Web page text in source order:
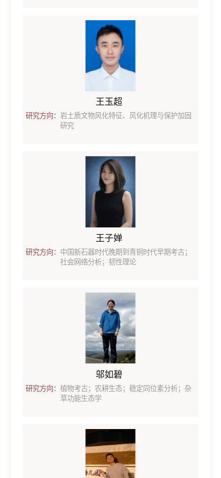
王玉超
研究方向： 岩土质文物风化特征、风化机理与保护加固
研究
王子婵
研究方向： 中国新石器时代晚期到青铜时代早期考古；
社会网络分析；韧性理论
邬如碧
研究方向： 植物考古；农耕生态；稳定同位素分析；杂
草功能生态学